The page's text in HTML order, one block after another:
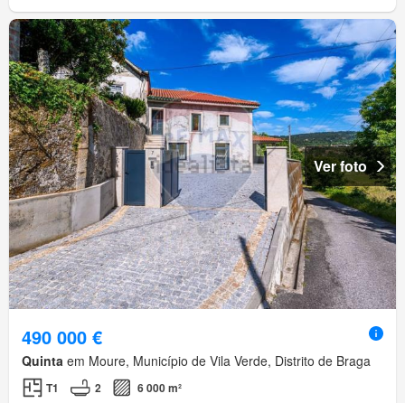
Ver foto
490 000 €
Quinta em Moure, Município de Vila Verde, Distrito de Braga
T1 2
6 000 m²